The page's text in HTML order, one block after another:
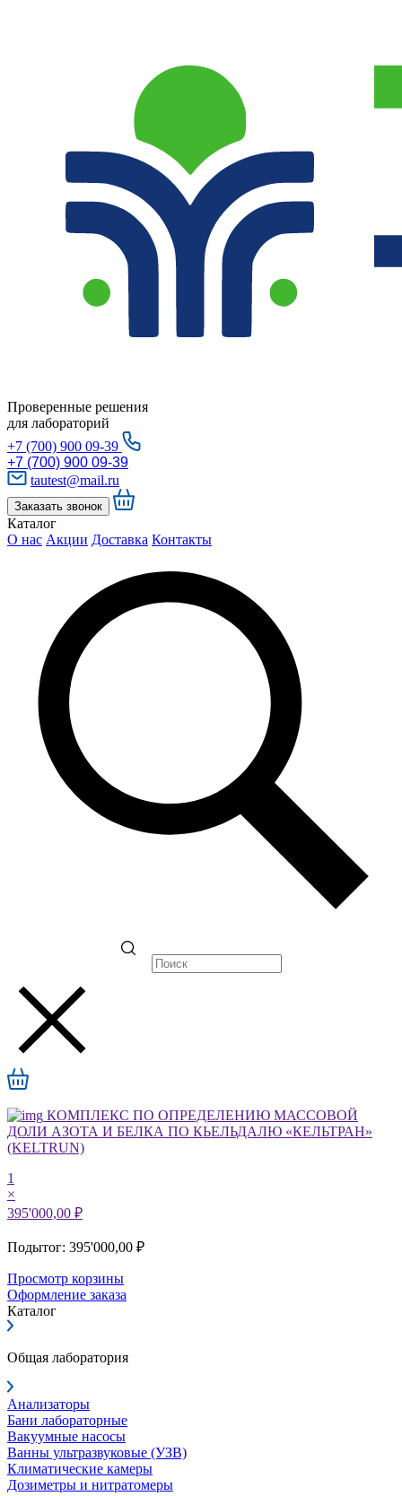
Проверенные решения
для лабораторий
+7 (700) 900 09-39
+7 (700) 900 09-39
tautest@mail.ru
Заказать звонок
Каталог
О нас Акции Доставка Контакты
КОМПЛЕКС ПО ОПРЕДЕЛЕНИЮ МАССОВОЙ
ДОЛИ АЗОТА И БЕЛКА ПО КЬЕЛЬДАЛЮ «КЕЛЬТРАН»
(KELTRUN)
1
×
395'000,00 ₽
Подытог: 395'000,00 ₽
Просмотр корзины
Оформление заказа
Каталог
Общая лаборатория
Анализаторы
Бани лабораторные
Вакуумные насосы
Ванны ультразвуковые (УЗВ)
Климатические камеры
Дозиметры и нитратомеры